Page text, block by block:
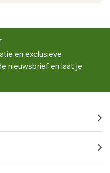
en exclusieve
nieuwsbrief en laat je